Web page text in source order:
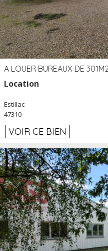
Location
Estillac
47310
VOIR CE BIEN